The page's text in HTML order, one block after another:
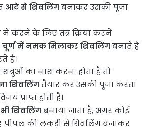
आटे से शिवलिंगबनाकर उसकी पूजा
करने के लिए तंत्र क्रिया करने
चूर्ण में नमक मिलाकर शिवलिंगबनाते हैं
हैं।
का नाश करना होता है तो
शिवलिंगतैयार कर उसकी पूजा करता
प्राप्त होती है।
शिवलिंगबनाया जाता है, अगर कोई
वह पीपल की लकड़ी से शिवलिंग बनाकर